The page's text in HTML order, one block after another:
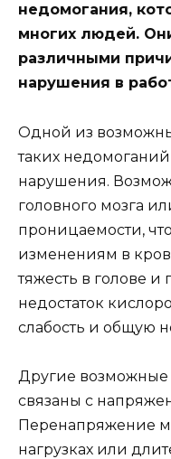
недомогания,
многих людей.
различными
нарушения в
Одной из
таких
нарушения.
головного мозга
проницаемости,
изменениям в
тяжесть в голове и
недостаток
слабость и общую
Другие возможные
связаны с
Перенапряжение
нагрузках или